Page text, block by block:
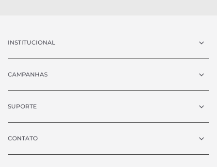
INSTITUCIONAL
CAMPANHAS
SUPORTE
CONTATO